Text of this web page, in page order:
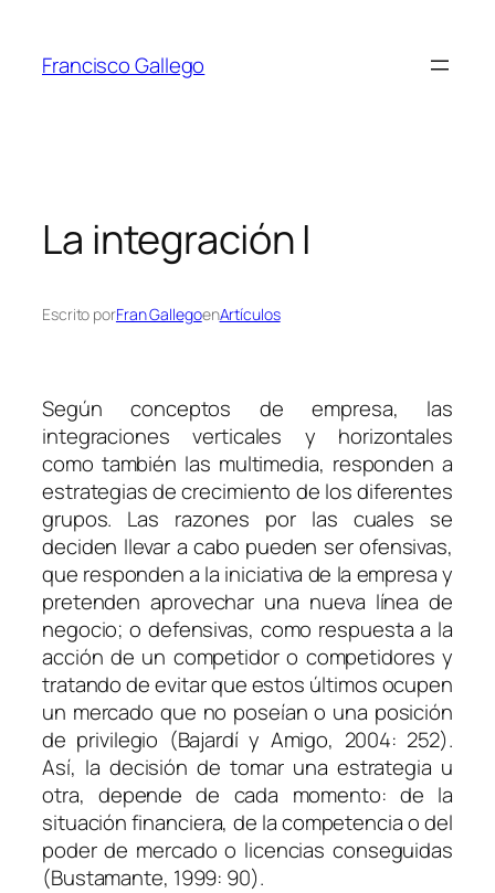
contenido
Francisco Gallego
La integración I
Escrito porFran GallegoenArtículos
Según conceptos de empresa, las
integraciones verticales y horizontales
como también las multimedia, responden a
estrategias de crecimiento de los diferentes
grupos. Las razones por las cuales se
deciden llevar a cabo pueden ser ofensivas,
que responden a la iniciativa de la empresa y
pretenden aprovechar una nueva línea de
negocio; o defensivas, como respuesta a la
acción de un competidor o competidores y
tratando de evitar que estos últimos ocupen
un mercado que no poseían o una posición
de privilegio (Bajardí y Amigo, 2004: 252).
Así, la decisión de tomar una estrategia u
otra, depende de cada momento: de la
situación financiera, de la competencia o del
poder de mercado o licencias conseguidas
(Bustamante, 1999: 90).